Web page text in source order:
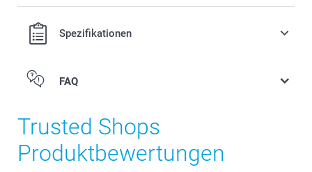
Spezifikationen
FAQ
Trusted Shops
Produktbewertungen